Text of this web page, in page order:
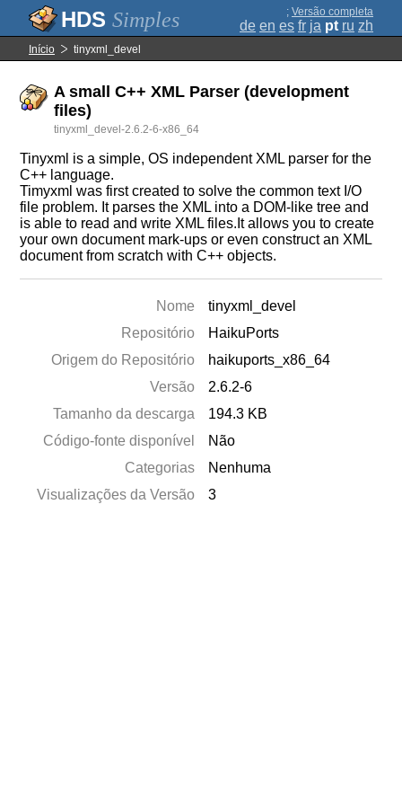
Simples ; Versão completa
de en es fr ja pt ru zh
Início tinyxml_devel
A small C++ XML Parser (development
files)
tinyxml_devel-2.6.2-6-x86_64
Tinyxml is a simple, OS independent XML parser for the
C++ language.
Timyxml was first created to solve the common text I/O
file problem. It parses the XML into a DOM-like tree and
is able to read and write XML files.It allows you to create
your own document mark-ups or even construct an XML
document from scratch with C++ objects.
Nome
tinyxml_devel
Repositório
HaikuPorts
Origem do Repositório
haikuports_x86_64
Versão
2.6.2-6
Tamanho da descarga
194.3 KB
Código-fonte disponível
Não
Categorias
Nenhuma
Visualizações da Versão
3